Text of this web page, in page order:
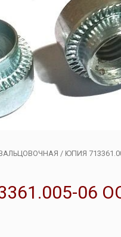
/ ЮПИЯ
06